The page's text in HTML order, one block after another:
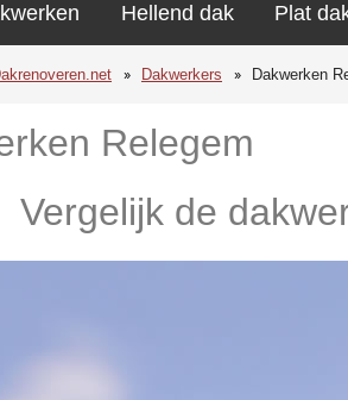
Hellend dak Plat
Dakwerkers Dakwerken
Relegem
Vergelijk de